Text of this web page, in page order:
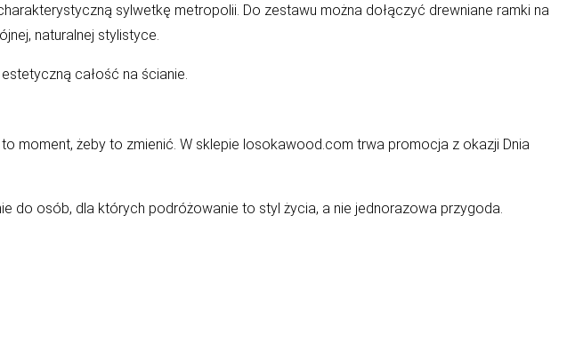
sylwetkę metropolii. Do zestawu można dołączyć drewniane ramki na
naturalnej stylistyce.
całość na ścianie.
moment, żeby to zmienić. W sklepie losokawood.com trwa promocja z okazji Dnia
do osób, dla których podróżowanie to styl życia, a nie jednorazowa przygoda.